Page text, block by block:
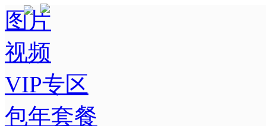
图片
视频
VIP专区
包年套餐